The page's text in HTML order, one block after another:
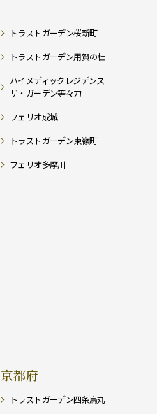
トラストガーデン桜新町
トラストガーデン用賀の杜
ハイメディックレジデンス
ザ・ガーデン等々力
フェリオ成城
トラストガーデン東嶺町
フェリオ多摩川
京都府
トラストガーデン四条烏丸